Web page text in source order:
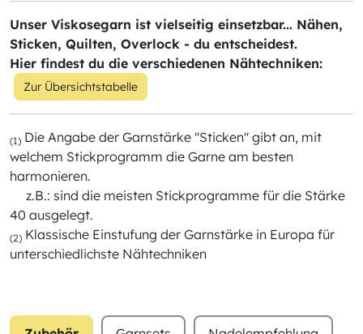
Unser Viskosegarn ist vielseitig einsetzbar... Nähen,
Sticken, Quilten, Overlock - du entscheidest.
Hier findest du die verschiedenen Nähtechniken:
Zur Übersichtstabelle
(1) Die Angabe der Garnstärke "Sticken" gibt an, mit
welchem Stickprogramm die Garne am besten
harmonieren.
z.B.: sind die meisten Stickprogramme für die Stärke
40 ausgelegt.
(2) Klassische Einstufung der Garnstärke in Europa für
unterschiedlichste Nähtechniken